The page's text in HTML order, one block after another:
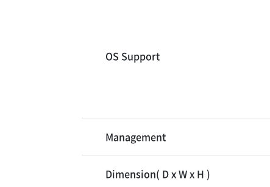
OS Support
Management
Dimension( D x W x H )